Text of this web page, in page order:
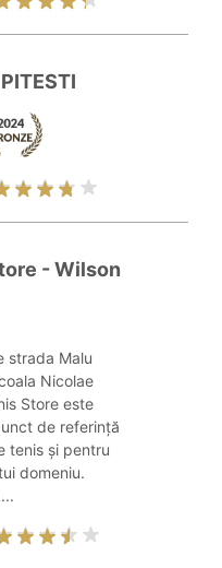
- Wilson
strada Malu
Nicolae
Store este
de referință
tenis și pentru
domeniu.